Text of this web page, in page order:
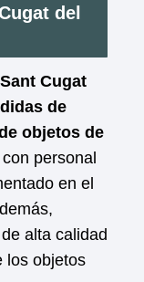
del
Cugat
de
objetos de
personal
en el
alta calidad
los objetos